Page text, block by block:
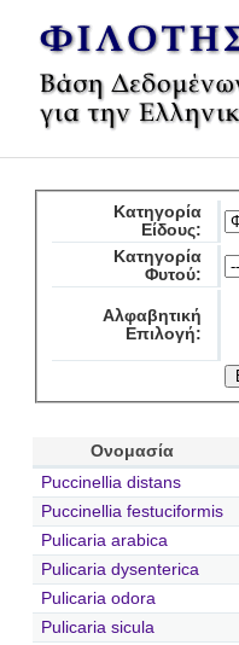
Κατηγορία
Είδους:
Κατηγορία
Φυτού:
Αλφαβητική
Επιλογή:
Ονομασία
Puccinellia distans
Puccinellia festuciformis
Pulicaria arabica
Pulicaria dysenterica
Pulicaria odora
Pulicaria sicula